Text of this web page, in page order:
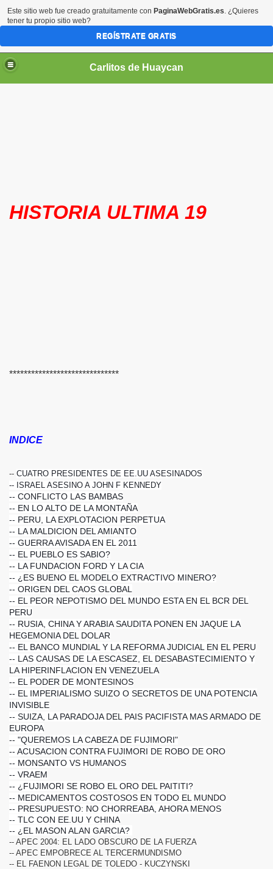
Carlitos de Huaycan
HISTORIA ULTIMA 19
******************************
INDICE
-- CUATRO PRESIDENTES DE EE.UU ASESINADOS
-- ISRAEL ASESINO A JOHN F KENNEDY
-- CONFLICTO LAS BAMBAS
-- EN LO ALTO DE LA MONTAÑA
-- PERU, LA EXPLOTACION PERPETUA
-- LA MALDICION DEL AMIANTO
-- GUERRA AVISADA EN EL 2011
-- EL PUEBLO ES SABIO?
-- LA FUNDACION FORD Y LA CIA
-- ¿ES BUENO EL MODELO EXTRACTIVO MINERO?
-- ORIGEN DEL CAOS GLOBAL
-- EL PEOR NEPOTISMO DEL MUNDO ESTA EN EL BCR DEL
PERU
-- RUSIA, CHINA Y ARABIA SAUDITA PONEN EN JAQUE LA
HEGEMONIA DEL DOLAR
-- EL BANCO MUNDIAL Y LA REFORMA JUDICIAL EN EL PERU
-- LAS CAUSAS DE LA ESCASEZ, EL DESABASTECIMIENTO Y
LA HIPERINFLACION EN VENEZUELA
-- EL PODER DE MONTESINOS
-- EL IMPERIALISMO SUIZO O SECRETOS DE UNA POTENCIA
INVISIBLE
-- SUIZA, LA PARADOJA DEL PAIS PACIFISTA MAS ARMADO DE
EUROPA
-- "QUEREMOS LA CABEZA DE FUJIMORI"
-- ACUSACION CONTRA FUJIMORI DE ROBO DE ORO
-- MONSANTO VS HUMANOS
-- VRAEM
-- ¿FUJIMORI SE ROBO EL ORO DEL PAITITI?
-- MEDICAMENTOS COSTOSOS EN TODO EL MUNDO
-- PRESUPUESTO: NO CHORREABA, AHORA MENOS
-- TLC CON EE.UU Y CHINA
-- ¿EL MASON ALAN GARCIA?
-- APEC 2004: EL LADO OBSCURO DE LA FUERZA
-- APEC EMPOBRECE AL TERCERMUNDISMO
-- EL FAENON LEGAL DE TOLEDO - KUCZYNSKI
Este sitio web fue creado gratuitamente con PaginaWebGratis.es. ¿Quieres
tener tu propio sitio web?
REGÍSTRATE GRATIS